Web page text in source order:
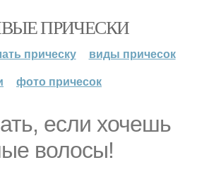
ПРИЧЕСКИ
прическу
виды причесок
фото причесок
если хочешь
волосы!